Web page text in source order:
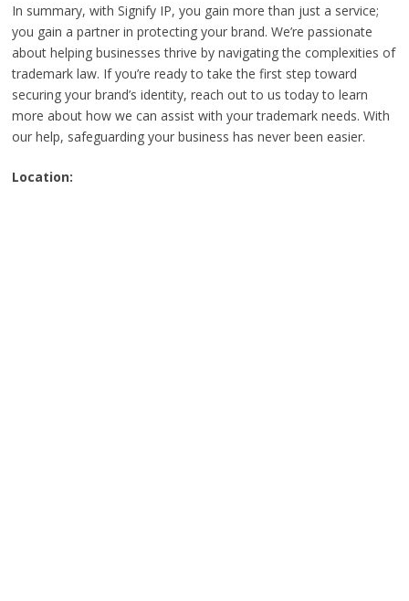
In summary, with Signify IP, you gain more than just a service;
you gain a partner in protecting your brand. We’re passionate
about helping businesses thrive by navigating the complexities of
trademark law. If you’re ready to take the first step toward
securing your brand’s identity, reach out to us today to learn
more about how we can assist with your trademark needs. With
our help, safeguarding your business has never been easier.
Location: